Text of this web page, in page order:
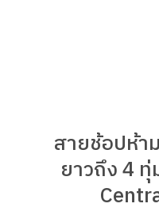
สายช้อปห้
ยาวถึง 4